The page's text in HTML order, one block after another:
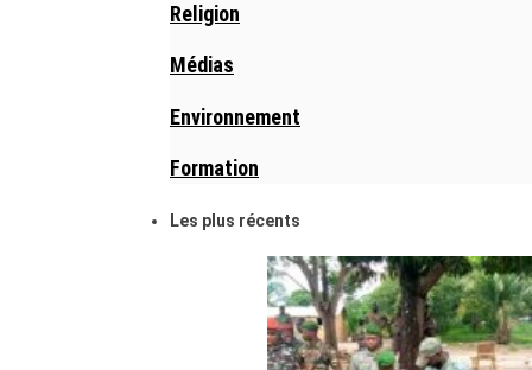
Religion
Médias
Environnement
Formation
Les plus récents